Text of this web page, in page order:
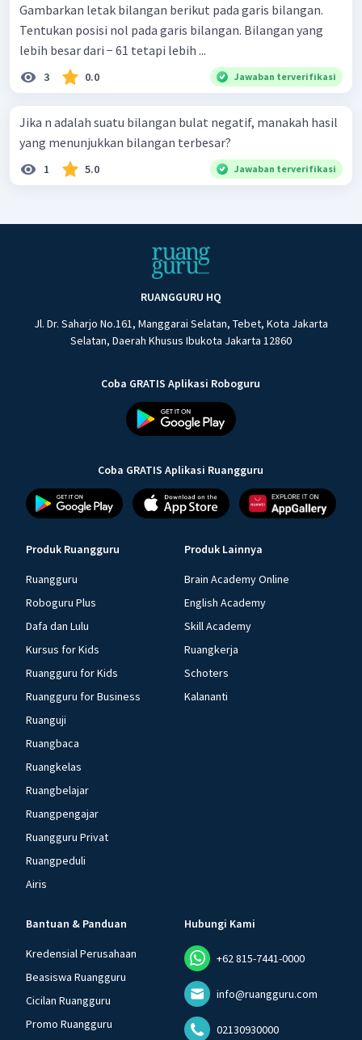
Gambarkan letak bilangan berikut pada garis bilangan.
Tentukan posisi nol pada garis bilangan. Bilangan yang
lebih besar dari − 61 tetapi lebih ...
3 0.0 Jawaban terverifikasi
Jika n adalah suatu bilangan bulat negatif, manakah hasil
yang menunjukkan bilangan terbesar?
1 5.0 Jawaban terverifikasi
RUANGGURU HQ
Jl. Dr. Saharjo No.161, Manggarai Selatan, Tebet, Kota Jakarta
Selatan, Daerah Khusus Ibukota Jakarta 12860
Coba GRATIS Aplikasi Roboguru
Coba GRATIS Aplikasi Ruangguru
Produk Ruangguru
Ruangguru
Roboguru Plus
Dafa dan Lulu
Kursus for Kids
Ruangguru for Kids
Ruangguru for Business
Ruanguji
Ruangbaca
Ruangkelas
Ruangbelajar
Ruangpengajar
Ruangguru Privat
Ruangpeduli
Airis
Produk Lainnya
Brain Academy Online
English Academy
Skill Academy
Ruangkerja
Schoters
Kalananti
Bantuan & Panduan
Kredensial Perusahaan
Beasiswa Ruangguru
Cicilan Ruangguru
Promo Ruangguru
Hubungi Kami
+62 815-7441-0000
info@ruangguru.com
02130930000